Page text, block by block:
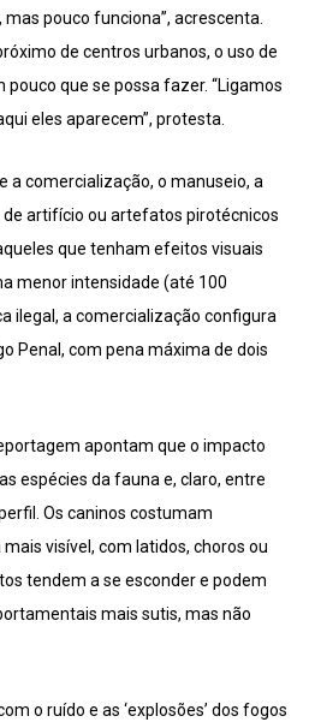
pouco funciona”, acrescenta.
de centros urbanos, o uso de
que se possa fazer. “Ligamos
eles aparecem”, protesta.
a comercialização, o manuseio, a
artifício ou artefatos pirotécnicos
que tenham efeitos visuais
menor intensidade (até 100
ilegal, a comercialização configura
Penal, com pena máxima de dois
apontam que o impacto
espécies da fauna e, claro, entre
Os caninos costumam
visível, com latidos, choros ou
tendem a se esconder e podem
mais sutis, mas não
o ruído e as ‘explosões’ dos fogos